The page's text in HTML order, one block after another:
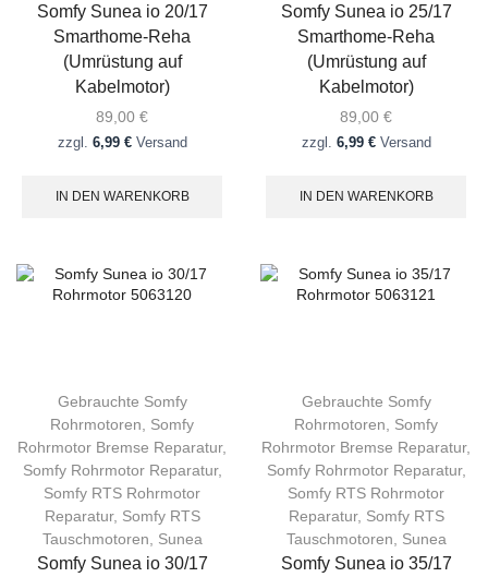
Somfy Sunea io 20/17
Smarthome-Reha
(Umrüstung auf
Kabelmotor)
89,00 €
zzgl. 6,99 €Versand
IN DEN WARENKORB
Somfy Sunea io 25/17
Smarthome-Reha
(Umrüstung auf
Kabelmotor)
89,00 €
zzgl. 6,99 €Versand
IN DEN WARENKORB
Gebrauchte Somfy
Rohrmotoren
Somfy
Rohrmotor Bremse Reparatur,
Somfy Rohrmotor Reparatur,
Somfy RTS Rohrmotor
Reparatur, Somfy RTS
Tauschmotoren
Sunea
Somfy Sunea io 30/17
Gebrauchte Somfy
Rohrmotoren
Somfy
Rohrmotor Bremse Reparatur,
Somfy Rohrmotor Reparatur,
Somfy RTS Rohrmotor
Reparatur, Somfy RTS
Tauschmotoren
Sunea
Somfy Sunea io 35/17